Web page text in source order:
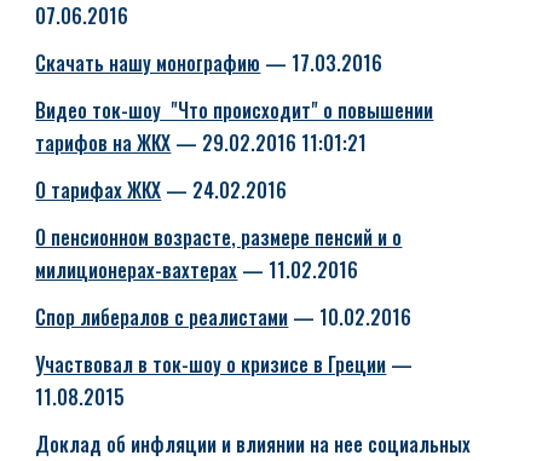
07.06.2016
Скачать нашу монографию — 17.03.2016
Видео ток-шоу "Что происходит" о повышении
тарифов на ЖКХ — 29.02.2016 11:01:21
О тарифах ЖКХ — 24.02.2016
О пенсионном возрасте, размере пенсий и о
милиционерах-вахтерах — 11.02.2016
Спор либералов с реалистами — 10.02.2016
Участвовал в ток-шоу о кризисе в Греции —
11.08.2015
Доклад об инфляции и влиянии на нее социальных